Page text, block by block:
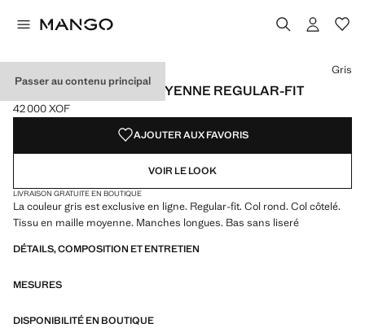
Passer au contenu principal
PULL-OVER MAILLE MOYENNE REGULAR-FIT
Prix actuel [42 000 XOF ]
42 000 XOF
Choisissez une couleur
Couleur Noir
Couleur Bleu marine
Couleur Marron moyen
Couleur Gris sélectionnée
Gris
AJOUTER AUX FAVORIS
VOIR LE LOOK
LIVRAISON GRATUITE EN BOUTIQUE
La couleur gris est exclusive en ligne. Regular-fit. Col rond. Col côtelé.
Tissu en maille moyenne. Manches longues. Bas sans liseré
DÉTAILS, COMPOSITION ET ENTRETIEN
MESURES
DISPONIBILITÉ EN BOUTIQUE